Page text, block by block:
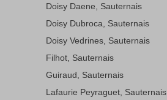
Doisy Daene, Sauternais
Doisy Dubroca, Sauternais
Doisy Vedrines, Sauternais
Filhot, Sauternais
Guiraud, Sauternais
Lafaurie Peyraguet, Sauternais